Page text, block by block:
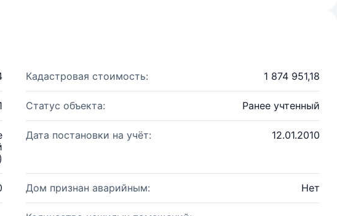
Кадастровая стоимость: 1 874 951,18
Статус объекта: Ранее учтенный
Дата постановки на учёт: 12.01.2010
Дом признан аварийным: Нет